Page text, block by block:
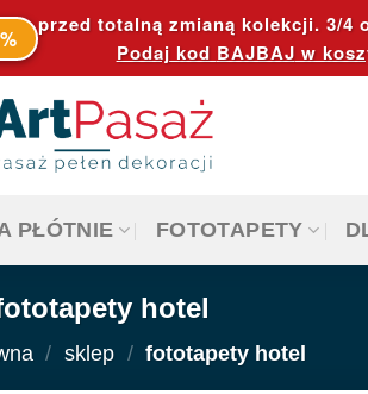
przed totalną zmianą kolekcji. 3/4
Podaj kod BAJBAJ w
PŁÓTNIE FOTOTAPETY
hotel
/ sklep / fototapety hotel